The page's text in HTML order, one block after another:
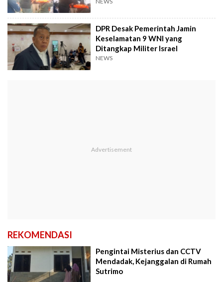
DPR Desak Pemerintah Jamin
Keselamatan 9 WNI yang
Ditangkap Militer Israel
NEWS
REKOMENDASI
Pengintai Misterius dan CCTV
Mendadak, Kejanggalan di Rumah
Sutrimo